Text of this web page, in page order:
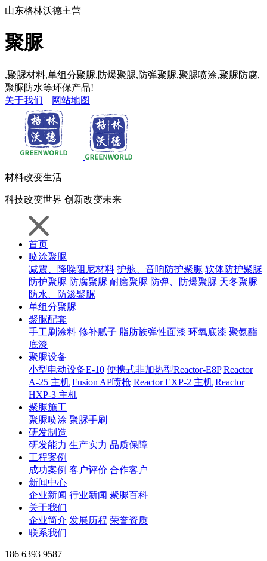
山东格林沃德主营
聚脲
,聚脲材料,单组分聚脲,防爆聚脲,防弹聚脲,聚脲喷涂,聚脲防腐,
聚脲防水等环保产品!
关于我们 | 网站地图
材料改变生活
科技改变世界 创新改变未来
首页
喷涂聚脲
减震、降噪阻尼材料 护舷、音响防护聚脲 软体防护聚脲
防护聚脲 防腐聚脲 耐磨聚脲 防弹、防爆聚脲 天冬聚脲
防水、防渗聚脲
单组分聚脲
聚脲配套
手工刷涂料 修补腻子 脂肪族弹性面漆 环氧底漆 聚氨酯
底漆
聚脲设备
小型电动设备E-10 便携式非加热型Reactor-E8P Reactor
A-25 主机 Fusion AP喷枪 Reactor EXP-2 主机 Reactor
HXP-3 主机
聚脲施工
聚脲喷涂 聚脲手刷
研发制造
研发能力 生产实力 品质保障
工程案例
成功案例 客户评价 合作客户
新闻中心
企业新闻 行业新闻 聚脲百科
关于我们
企业简介 发展历程 荣誉资质
联系我们
186 6393 9587